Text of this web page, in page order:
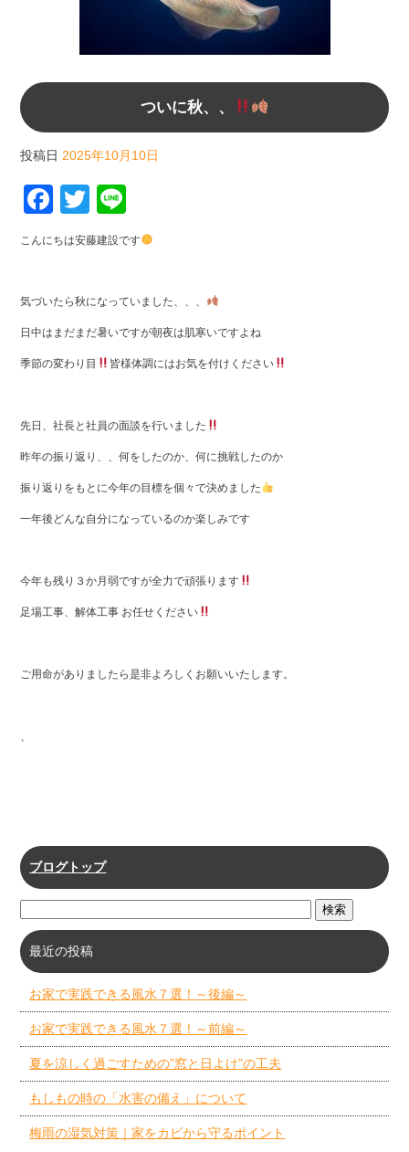
ついに秋、、
投稿日 2025年10月10日
F
a
c
b
o
o
T
wi
tt
n
e
こんにちは安藤建設です
気づいたら秋になっていました、、、
日中はまだまだ暑いですが朝夜は肌寒いですよね
季節の変わり目 皆様体調にはお気を付けください
先日、社長と社員の面談を行いました
昨年の振り返り、、何をしたのか、何に挑戦したのか
振り返りをもとに今年の目標を個々で決めました
一年後どんな自分になっているのか楽しみです
今年も残り３か月弱ですが全力で頑張ります
足場工事、解体工事 お任せください
ご用命がありましたら是非よろしくお願いいたします。
ブログトップ
最近の投稿
お家で実践できる風水７選！～後編～
お家で実践できる風水７選！～前編～
夏を涼しく過ごすための”窓と日よけ”の工夫
もしもの時の「水害の備え」について
梅雨の湿気対策｜家をカビから守るポイント